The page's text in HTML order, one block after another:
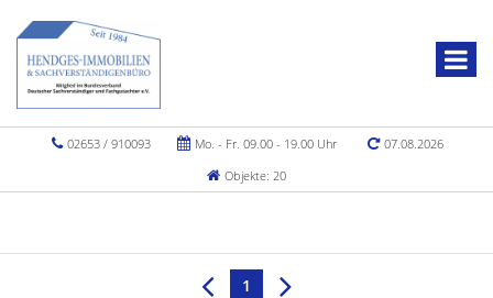
02653 / 910093 Mo. - Fr. 09.00 - 19.00 Uhr
07.08.2026
Objekte: 20
1